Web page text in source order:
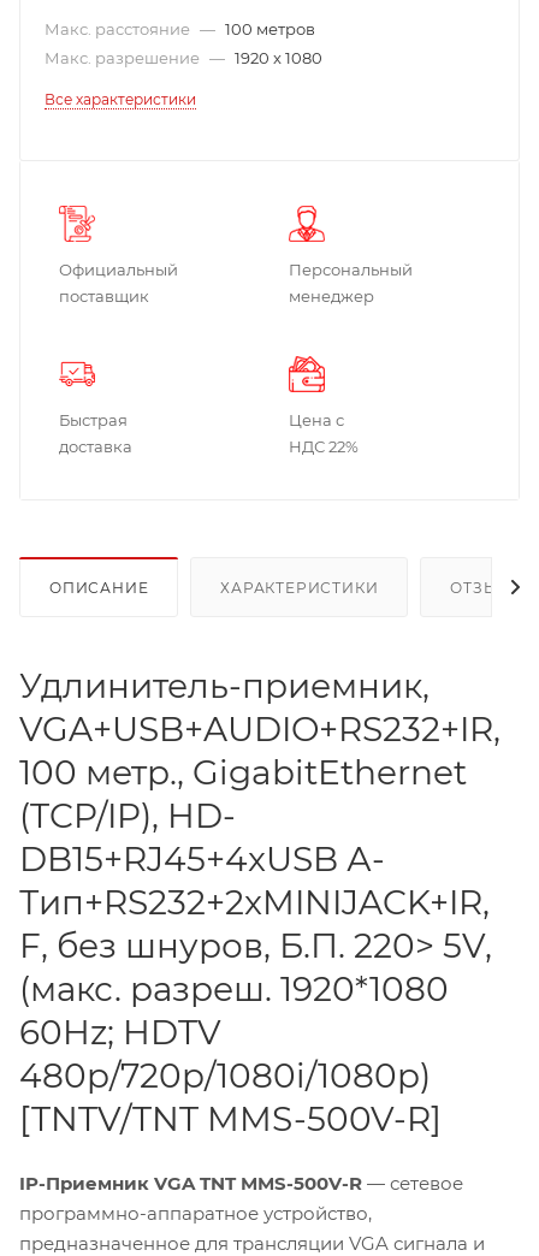
Макс. расстояние — 100 метров
Макс. разрешение — 1920 x 1080
Все характеристики
Официальный
поставщик
Персональный
менеджер
Быстрая
доставка
Цена с
НДС 22%
ОПИСАНИЕ ХАРАКТЕРИСТИКИ ОТЗЫВЫ
Удлинитель-приемник,
VGA+USB+AUDIO+RS232+IR,
100 метр., GigabitEthernet
(TCP/IP), HD-
DB15+RJ45+4xUSB А-
Тип+RS232+2xMINIJACK+IR,
F, без шнуров, Б.П. 220> 5V,
(макс. разреш. 1920*1080
60Hz; HDTV
480p/720p/1080i/1080p)
[TNTV/TNT MMS-500V-R]
IP-Приемник VGA TNT MMS-500V-R — сетевое
программно-аппаратное устройство,
предназначенное для трансляции VGA сигнала и